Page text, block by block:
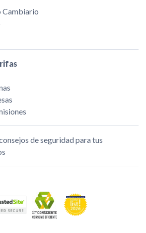
Cambiario
de seguridad para tus